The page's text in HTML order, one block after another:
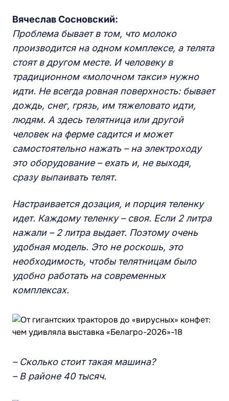
Вячеслав Сосновский:
Проблема бывает в том, что молоко
производится на одном комплексе, а телята
стоят в другом месте. И человеку в
традиционном «молочном такси» нужно
идти. Не всегда ровная поверхность: бывает
дождь, снег, грязь, им тяжеловато идти,
людям. А здесь телятница или другой
человек на ферме садится и может
самостоятельно нажать – на электроходу
это оборудование – ехать и, не выходя,
сразу выпаивать телят.
Настраивается дозация, и порция теленку
идет. Каждому теленку – своя. Если 2 литра
нажали – 2 литра выдает. Поэтому очень
удобная модель. Это не роскошь, это
необходимость, чтобы телятницам было
удобно работать на современных
комплексах.
– Сколько стоит такая машина?
– В районе 40 тысяч.